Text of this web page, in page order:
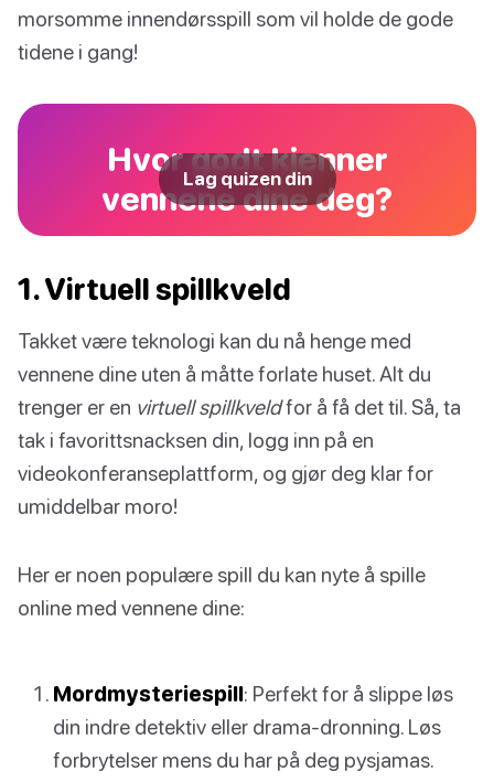
morsomme innendørsspill som vil holde de gode
tidene i gang!
Hvor godt kjenner
vennene dine deg?
Lag quizen din
1. Virtuell spillkveld
Takket være teknologi kan du nå henge med
vennene dine uten å måtte forlate huset. Alt du
trenger er en virtuell spillkveldfor å få det til. Så, ta
tak i favorittsnacksen din, logg inn på en
videokonferanseplattform, og gjør deg klar for
umiddelbar moro!
Her er noen populære spill du kan nyte å spille
online med vennene dine:
Mordmysteriespill: Perfekt for å slippe løs
din indre detektiv eller drama-dronning. Løs
forbrytelser mens du har på deg pysjamas.